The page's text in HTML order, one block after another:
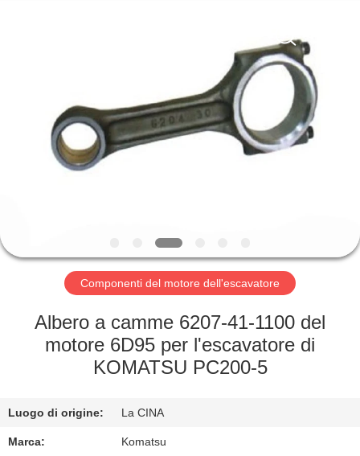
PRODOTTI
GIRO
DELLA
FABBRICA
CONTROLLO
QUALITÀ
Componenti del motore dell'escavatore
Albero a camme 6207-41-1100 del
motore 6D95 per l'escavatore di
KOMATSU PC200-5
Luogo di origine: La CINA
Marca: Komatsu